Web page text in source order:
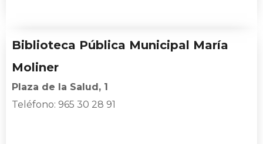
Biblioteca Pública Municipal María
Moliner
Plaza de la Salud, 1
Teléfono: 965 30 28 91